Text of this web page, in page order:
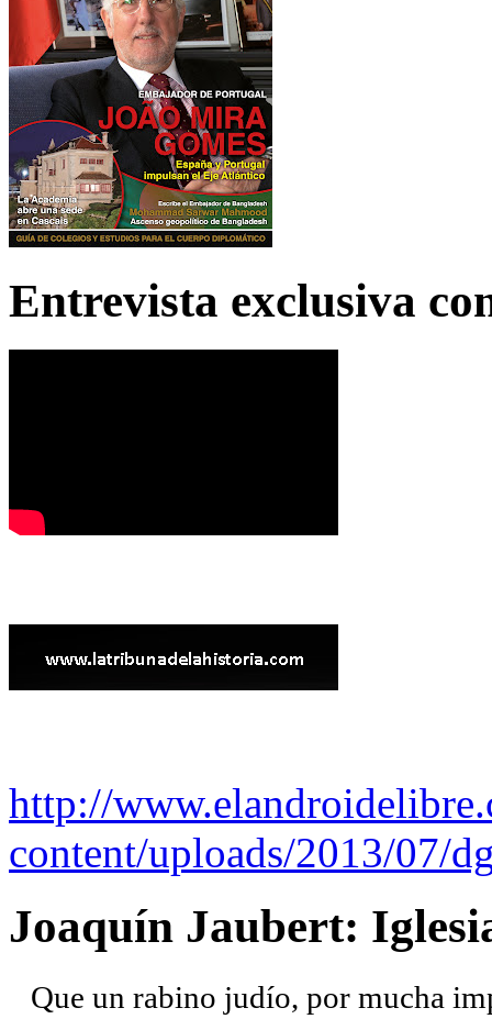
Entrevista exclusiva
http://
content/uploads/2013/07/
Joaquín Jaubert:
Que un rabino judío, por mucha